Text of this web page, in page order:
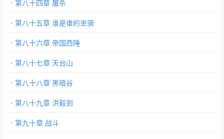
第八十四章 屠杀
第八十五章 谁是谁的坐骑
第八十六章 帝国西陲
第八十七章 天台山
第八十八章 黑暗谷
第八十九章 洪毅到
第九十章 战斗